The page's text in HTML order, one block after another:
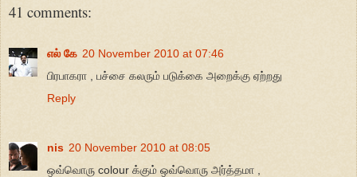
41 comments:
எல் கே 20 November 2010 at 07:46
பிரபாகரா , பச்சை கலரும் படுக்கை அறைக்கு ஏற்றது
Reply
nis 20 November 2010 at 08:05
ஒவ்வொரு colour க்கும் ஒவ்வொரு அர்த்தமா ,